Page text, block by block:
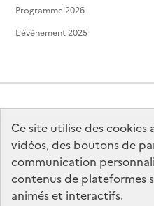
Ce site utilise des
vidéos, des boutons de
communication
contenus de plateformes
animés et interactifs.
Programme 2026
L'événement 2025
MINISTÈRE
DE LA CULTURE